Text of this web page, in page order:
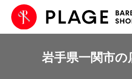
岩手県一関市の